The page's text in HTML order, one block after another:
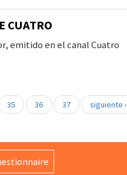
CUATRO
emitido en el canal Cuatro
35 36 37 siguiente ›